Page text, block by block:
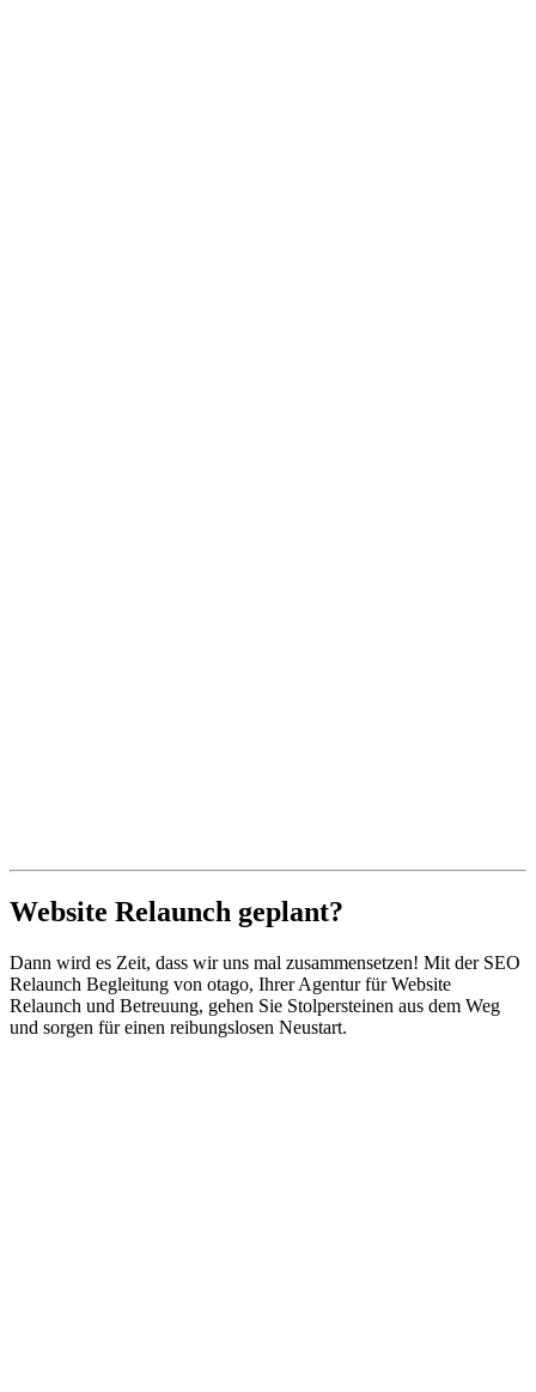
Website Relaunch geplant?
Dann wird es Zeit, dass wir uns mal zusammen­setzen! Mit der SEO
Relaunch Begleitung von otago, Ihrer Agentur für Website
Relaunch und Betreuung, gehen Sie Stolpersteinen aus dem Weg
und sorgen für einen reibungslosen Neustart.